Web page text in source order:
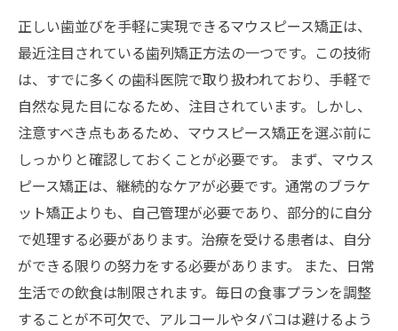
正しい歯並びを手軽に実現できるマウスピース矯正は、
最近注目されている歯列矯正方法の一つです。この技術
は、すでに多くの歯科医院で取り扱われており、手軽で
自然な見た目になるため、注目されています。しかし、
注意すべき点もあるため、マウスピース矯正を選ぶ前に
しっかりと確認しておくことが必要です。 まず、マウス
ピース矯正は、継続的なケアが必要です。通常のブラケ
ット矯正よりも、自己管理が必要であり、部分的に自分
で処理する必要があります。治療を受ける患者は、自分
ができる限りの努力をする必要があります。 また、日常
生活での飲食は制限されます。毎日の食事プランを調整
することが不可欠で、アルコールやタバコは避けるよう